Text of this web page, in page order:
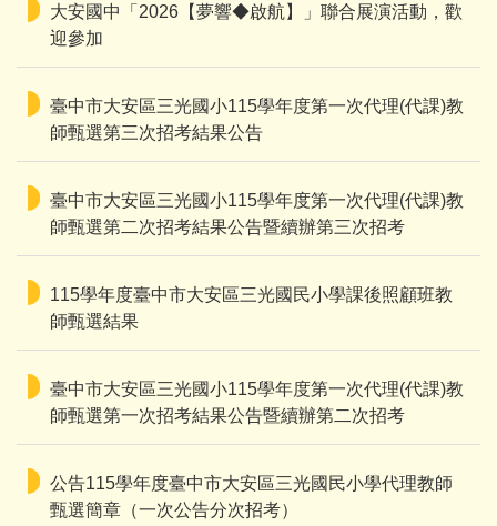
大安國中「2026【夢響◆啟航】」聯合展演活動，歡
迎參加
臺中市大安區三光國小115學年度第一次代理(代課)教
師甄選第三次招考結果公告
臺中市大安區三光國小115學年度第一次代理(代課)教
師甄選第二次招考結果公告暨續辦第三次招考
115學年度臺中市大安區三光國民小學課後照顧班教
師甄選結果
臺中市大安區三光國小115學年度第一次代理(代課)教
師甄選第一次招考結果公告暨續辦第二次招考
公告115學年度臺中市大安區三光國民小學代理教師
甄選簡章（一次公告分次招考）